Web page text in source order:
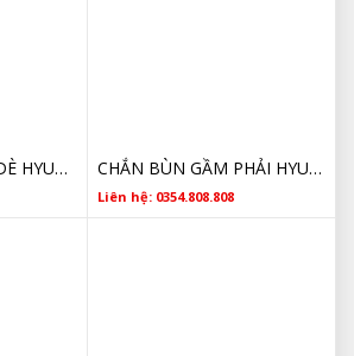
CHẮN BÙN LÒNG DÈ HYUNDAI GETZ 2006- 2010 868221C500 CHÍNH HÃNG GIÁ RẺ CHẮN BÙN GẦM PHẢI HYUNDAI GETZ 291201C010 CHÍNH HÃNG GIÁ RẺ
Liên hệ: 0354.808.808